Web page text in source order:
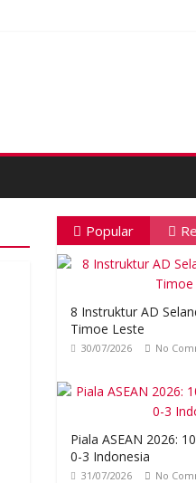
Popular
8 Instruktur AD
Timoe Leste
30/07/2026 No
Piala ASEAN 2026:
0-3 Indonesia
31/07/2026 No